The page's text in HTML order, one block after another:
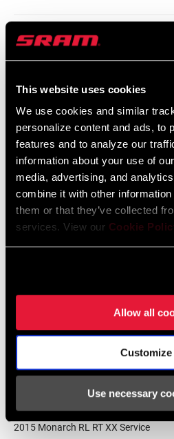
This website uses cookies
We use cookies and similar
personalize content and ads, to
features and to analyze our
information about your use of
media, advertising, and
combine it with other information
them or that they’ve collected
services. View our Cookie
Allow all
Customize
Use necessary
2014 Monarch RL RT XX Service
2014 Monarch RT3 R Service Manual
Idioma: English
1 MB
2014-Present Kage Service Manual
2015 Monarch Plus Service Manual
13 MB
2015 Monarch RL RT XX Service